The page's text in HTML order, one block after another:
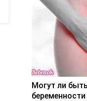
Могут ли